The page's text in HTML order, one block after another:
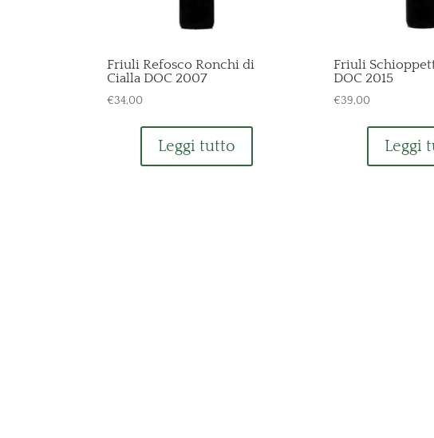
Friuli Refosco Ronchi di
Cialla DOC 2007
€34,00
Leggi tutto
Friuli
DOC 2015
€39,00
Leggi